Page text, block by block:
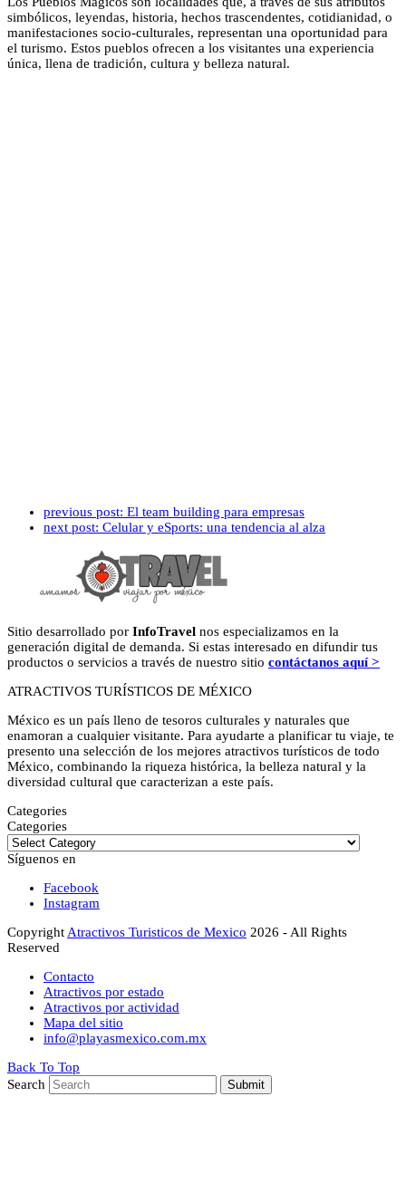
simbólicos, leyendas, historia, hechos trascendentes, cotidianidad, o
manifestaciones socio-culturales, representan una oportunidad para
el turismo. Estos pueblos ofrecen a los visitantes una experiencia
única, llena de tradición, cultura y belleza natural.
previous post: El team building para empresas
next post: Celular y eSports: una tendencia al alza
Sitio desarrollado por InfoTravel nos especializamos en la
generación digital de demanda. Si estas interesado en difundir tus
productos o servicios a través de nuestro sitio contáctanos aquí >
ATRACTIVOS TURÍSTICOS DE MÉXICO
México es un país lleno de tesoros culturales y naturales que
enamoran a cualquier visitante. Para ayudarte a planificar tu viaje, te
presento una selección de los mejores atractivos turísticos de todo
México, combinando la riqueza histórica, la belleza natural y la
diversidad cultural que caracterizan a este país.
Categories
Categories
Síguenos en
Facebook
Instagram
Copyright Atractivos Turisticos de Mexico 2026 - All Rights
Reserved
Contacto
Atractivos por estado
Atractivos por actividad
Mapa del sitio
info@playasmexico.com.mx
Back To Top
Search
Submit